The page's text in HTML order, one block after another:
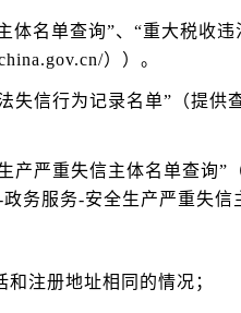
体名单查询”、“重大税收
））。
失信行为记录名单”（提供
严重失信主体名单查询”
务服务-安全生产严重失信
注册地址相同的情况；